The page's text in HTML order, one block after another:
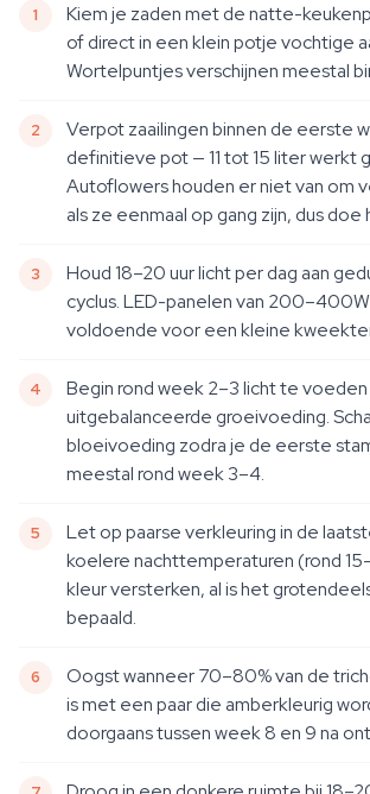
Kiem je zaden met de natte-
of direct in een klein potje vochtige
Wortelpuntjes verschijnen meestal
Verpot zaailingen binnen de eerste
definitieve pot — 11 tot 15 liter werkt
Autoflowers houden er niet van om
als ze eenmaal op gang zijn, dus doe
Houd 18–20 uur licht per dag aan
cyclus. LED-panelen van 200–400W
voldoende voor een kleine
Begin rond week 2–3 licht te
uitgebalanceerde groeivoeding.
bloeivoeding zodra je de eerste
meestal rond week 3–4.
Let op paarse verkleuring in de
koelere nachttemperaturen (rond
kleur versterken, al is het
bepaald.
Oogst wanneer 70–80% van de
is met een paar die amberkleurig
doorgaans tussen week 8 en 9 na